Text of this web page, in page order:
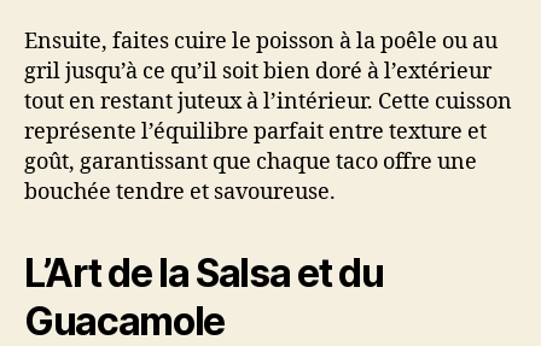
Ensuite, faites cuire le poisson à la poêle ou au
gril jusqu’à ce qu’il soit bien doré à l’extérieur
tout en restant juteux à l’intérieur. Cette cuisson
représente l’équilibre parfait entre texture et
goût, garantissant que chaque taco offre une
bouchée tendre et savoureuse.
L’Art de la Salsa et du
Guacamole